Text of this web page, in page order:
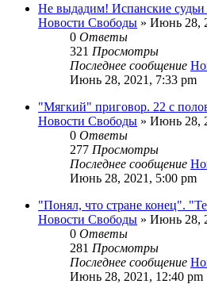
Не выдадим! Испанские судьи
Новости Свободы » Июнь 28,
0 Ответы
321 Просмотры
Последнее сообщение
Июнь 28, 2021, 7:33 pm
"Мягкий" приговор. 22 с
Новости Свободы » Июнь 28,
0 Ответы
277 Просмотры
Последнее сообщение
Июнь 28, 2021, 5:00 pm
"Понял, что стране конец".
Новости Свободы » Июнь 28,
0 Ответы
281 Просмотры
Последнее сообщение
Июнь 28, 2021, 12:40 pm